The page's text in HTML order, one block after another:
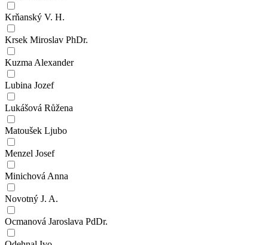
Krňanský V. H.
Krsek Miroslav PhDr.
Kuzma Alexander
Lubina Jozef
Lukášová Růžena
Matoušek Ljubo
Menzel Josef
Minichová Anna
Novotný J. A.
Ocmanová Jaroslava PdDr.